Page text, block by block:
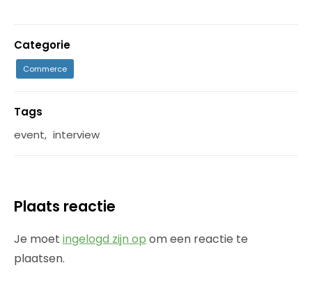
Categorie
Commerce
Tags
event, interview
Plaats reactie
Je moet ingelogd zijn op om een reactie te
plaatsen.